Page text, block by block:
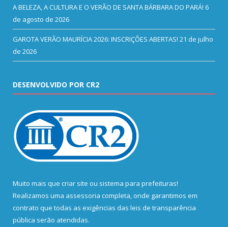
A BELEZA, A CULTURA E O VERÃO DE SANTA BÁRBARA DO PARÁ! 6
de agosto de 2026
GAROTA VERÃO MAURÍCIA 2026: INSCRIÇÕES ABERTAS! 21 de julho
de 2026
DESENVOLVIDO POR CR2
Muito mais que criar site ou sistema para prefeituras!
Realizamos uma assessoria completa, onde garantimos em
contrato que todas as exigências das leis de transparência
pública serão atendidas.